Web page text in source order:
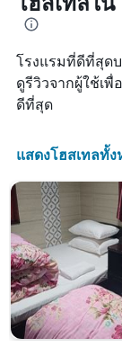
แแส
ดง
เฉลี่ย
ของ
ห้อง
พัก
วัน
ที่
พัก
แผนภูมิ
มี
แกน
แกน
แสดง
จำนวน
วัน
ก่อน
การ
เข้า
พัก
แผนภูมิ
มี
แกน
โรงแรมที่ดีที่สุด
ดูรีวิวจากผู้ใช้เ
ดีที่สุด
แสดงโฮสเทลทั้